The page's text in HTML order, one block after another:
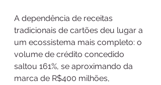
A dependência de receitas
tradicionais de cartões deu lugar a
um ecossistema mais completo: o
volume de crédito concedido
saltou 161%, se aproximando da
marca de R$400 milhões,